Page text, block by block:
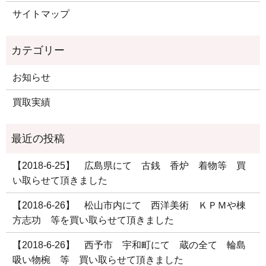
サイトマップ
お知らせ
買取実績
【2018-6-25】 広島県にて 古銭 香炉 着物等 買
い取らせて頂きました
【2018-6-26】 松山市内にて 西洋美術 ＫＰＭや棟
方志功 等を買い取らせて頂きました
【2018-6-26】 西予市 宇和町にて 蔵の全て 輪島
吸い物椀 等 買い取らせて頂きました